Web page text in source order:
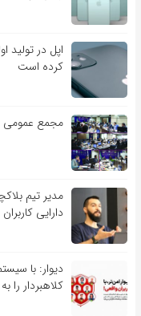
کرده است
مجمع عمومی
دارایی
کلاهبردار